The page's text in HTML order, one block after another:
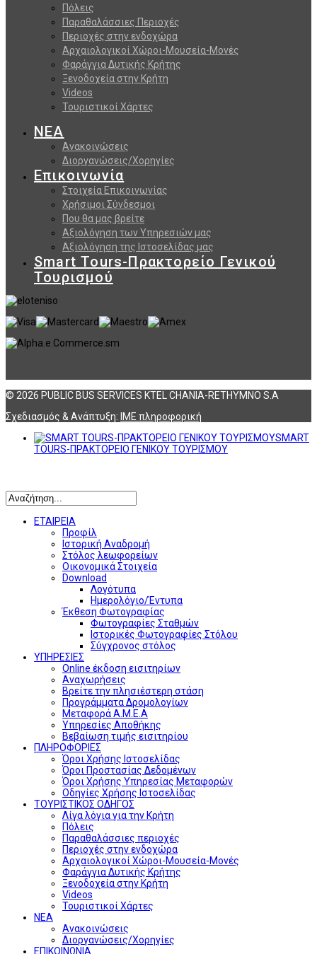
Πόλεις
Παραθαλάσσιες Περιοχές
Περιοχές στην ενδοχώρα
Αρχαιολογικοί Χώροι-Μουσεία-Μονές
Φαράγγια Δυτικής Κρήτης
Ξενοδοχεία στην Κρήτη
Videos
Τουριστικοί Χάρτες
ΝΕΑ
Ανακοινώσεις
Διοργανώσεις/Χορηγίες
Επικοινωνία
Στοιχεία Επικοινωνίας
Χρήσιμοι Σύνδεσμοι
Που θα μας βρείτε
Αξιολόγηση των Υπηρεσιών μας
Αξιολόγηση της Ιστοσελίδας μας
Smart Tours-Πρακτορείο Γενικού
Τουρισμού
© 2026 PUBLIC BUS SERVICES KTEL CHANIA-RETHYMNO S.A
Σχεδιασμός & Ανάπτυξη: ΙΜΕ πληροφορική
SMART
TOURS-ΠΡΑΚΤΟΡΕΙΟ ΓΕΝΙΚΟΥ ΤΟΥΡΙΣΜΟΥ
ΕΤΑΙΡΕΙΑ
Προφίλ
Ιστορική Αναδρομή
Στόλος λεωφορείων
Οικονομικά Στοιχεία
Download
Λογότυπα
Ημερολόγιο/Έντυπα
Έκθεση Φωτογραφίας
Φωτογραφίες Σταθμών
Ιστορικές Φωτογραφίες Στόλου
Σύγχρονος στόλος
ΥΠΗΡΕΣΙΕΣ
Online έκδοση εισιτηρίων
Αναχωρήσεις
Βρείτε την πλησιέστερη στάση
Προγράμματα Δρομολογίων
Μεταφορά Α.Μ.Ε.Α
Υπηρεσίες Αποθήκης
Βεβαίωση τιμής εισιτηρίου
ΠΛΗΡΟΦΟΡΙΕΣ
Όροι Χρήσης Ιστοσελίδας
Όροι Προστασίας Δεδομένων
Όροι Χρήσης Υπηρεσίας Μεταφορών
Οδηγίες Χρήσης Ιστοσελίδας
ΤΟΥΡΙΣΤΙΚΟΣ ΟΔΗΓΟΣ
Λίγα λόγια για την Κρήτη
Πόλεις
Παραθαλάσσιες περιοχές
Περιοχές στην ενδοχώρα
Αρχαιολογικοί Χώροι-Μουσεία-Μονές
Φαράγγια Δυτικής Κρήτης
Ξενοδοχεία στην Κρήτη
Videos
Τουριστικοί Χάρτες
ΝΕΑ
Ανακοινώσεις
Διοργανώσεις/Χορηγίες
ΕΠΙΚΟΙΝΩΝΙΑ